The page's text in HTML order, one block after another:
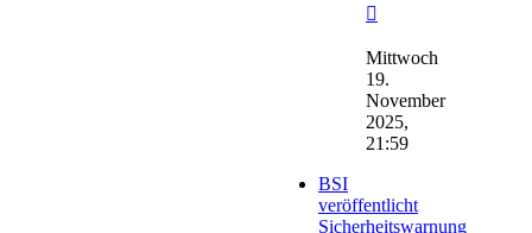
Beitrag
Mittwoch
19.
November
2025,
21:59
BSI
veröffentlicht
Sicherheitswarnung